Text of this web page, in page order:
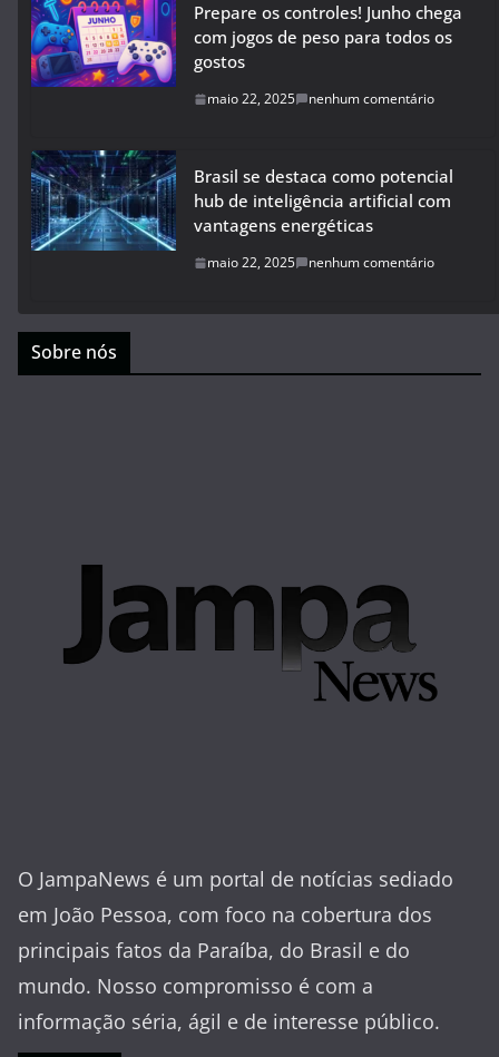
Prepare os controles! Junho chega
com jogos de peso para todos os
gostos
maio 22, 2025 nenhum comentário
Brasil se destaca como potencial
hub de inteligência artificial com
vantagens energéticas
maio 22, 2025 nenhum comentário
Sobre nós
O JampaNews é um portal de notícias sediado
em João Pessoa, com foco na cobertura dos
principais fatos da Paraíba, do Brasil e do
mundo. Nosso compromisso é com a
informação séria, ágil e de interesse público.